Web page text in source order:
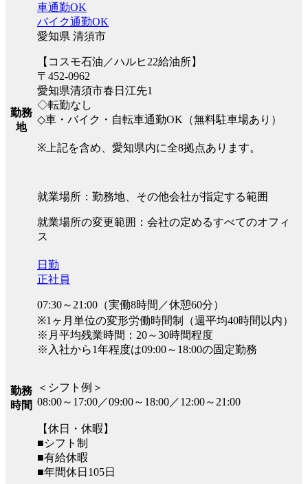
勤務
地
車通勤OK
バイク通勤OK
愛知県 清須市
【コスモ石油／ハルヒ22給油所】
〒452-0962
愛知県清須市春日江先1
◇転勤なし
◇車・バイク・自転車通勤OK（無料駐車場あり）
※上記を含め、愛知県内に全8拠点あります。
就業場所：勤務地、その他会社が指定する範囲
就業場所の変更範囲：会社の定めるすべてのオフィ
ス
勤務
時間
日勤
正社員
07:30～21:00（実働8時間／休憩60分）
※1ヶ月単位の変形労働時間制（週平均40時間以内）
※月平均残業時間：20～30時間程度
※入社から1年程度は09:00～18:00の固定勤務
＜シフト例＞
08:00～17:00／09:00～18:00／12:00～21:00
【休日・休暇】
■シフト制
■有給休暇
■年間休日105日